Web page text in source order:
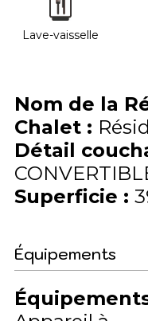
Lave-vaisselle
Nom de la
Chalet :
Détail
Superficie :
Équipements